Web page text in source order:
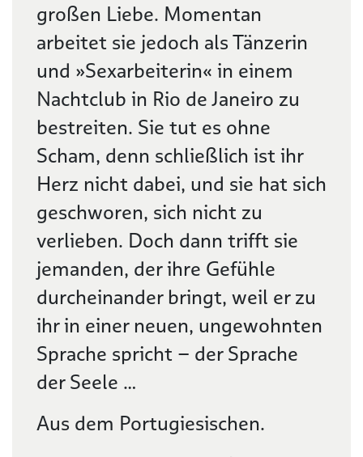
großen Liebe. Momentan
arbeitet sie jedoch als Tänzerin
und »Sexarbeiterin« in einem
Nachtclub in Rio de Janeiro zu
bestreiten. Sie tut es ohne
Scham, denn schließlich ist ihr
Herz nicht dabei, und sie hat sich
geschworen, sich nicht zu
verlieben. Doch dann trifft sie
jemanden, der ihre Gefühle
durcheinander bringt, weil er zu
ihr in einer neuen, ungewohnten
Sprache spricht – der Sprache
der Seele …
Aus dem Portugiesischen.